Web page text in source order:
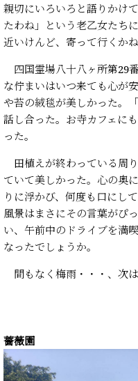
親切にいろいろと語りかけ
たわね」という老乙女たち
近いけんど、寄って行くか
四国霊場八十八ヶ所第29
な佇まいはいつ来ても心が
や苔の絨毯が美しかった。
話し合った。お寺カフェに
った。
田植えが終わっている周
ていて美しかった。心の奥
りに浮かび、何度も口にし
風景はまさにその言葉がぴ
い、午前中のドライブを満
なったでしょうか。
間もなく梅雨・・・、次
薔薇園